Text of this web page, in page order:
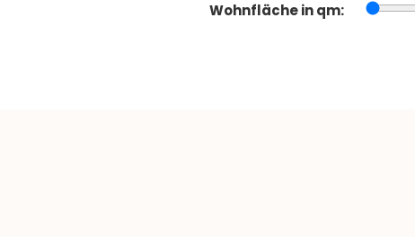
Wohnfläche in qm: